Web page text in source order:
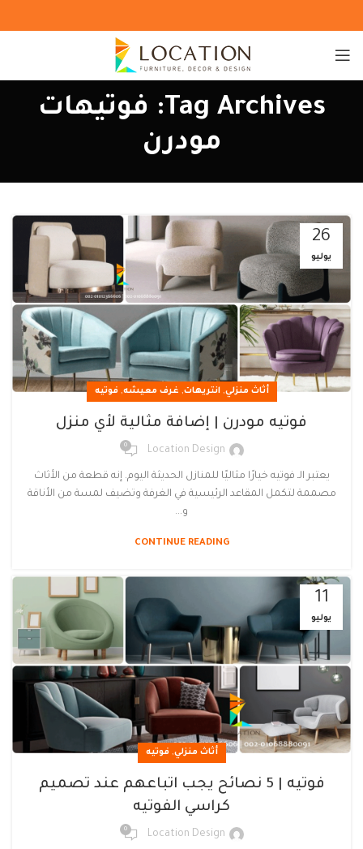
Tag Archives: فوتيهات
مودرن
26
يوليو
أثاث منزلي,انتريهات, غرف معيشه,فوتيه
فوتيه مودرن | إضافة مثالية لأي منزل
Location Design
0
يعتبر الـ فوتيه خيارًا مثاليًا للمنازل الحديثة اليوم. إنه قطعة من الأثاث
مصممة لتكمل المقاعد الرئيسية في الغرفة وتضيف لمسة من الأناقة
و...
CONTINUE READING
11
يوليو
أثاث منزلي,فوتيه
فوتيه | 5 نصائح يجب اتباعهم عند تصميم
كراسي الفوتيه
Location Design
0